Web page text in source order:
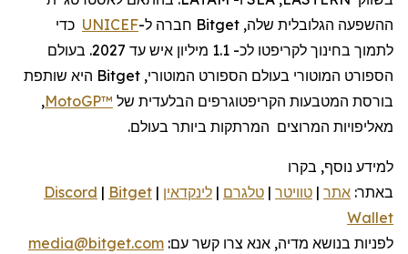
ההשפעה הגלובלית שלה, Bitget חברה ל-UNICEF כדי
לתמוך בחינוך לקריפטו לכ- 1.1 מיליון איש עד 2027.
בעולם
הספורט המוטורי בעולם הספורט המוטורי, Bitget היא שותפת
בורסת המטבעות הקריפטוגרפים הבלעדית של MotoGP™
,
מאליפויות המרוצים המרתקות ביותר בעולם.
למידע נוסף, בקרו
באתר: אתר | טוויטר | טלגרם | לינקדאין |
Discord | Bitget
Wallet
לפניות בנושא מדיה, אנא צרו קשר עם: media@bitget.com